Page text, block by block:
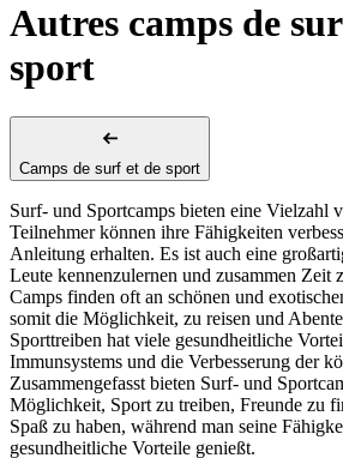
Autres camps de
sport
Camps de surf et de sport
Surf- und Sportcamps bieten eine Vielzahl
Teilnehmer können ihre Fähigkeiten
Anleitung erhalten. Es ist auch eine
Leute kennenzulernen und zusammen Zeit
Camps finden oft an schönen und
somit die Möglichkeit, zu reisen und
Sporttreiben hat viele gesundheitliche
Immunsystems und die Verbesserung der
Zusammengefasst bieten Surf- und
Möglichkeit, Sport zu treiben, Freunde zu
Spaß zu haben, während man seine
gesundheitliche Vorteile genießt.